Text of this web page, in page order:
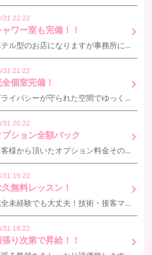
31 22:22
ャワー室も完備！！
31 21:22
全個室完備！
31 20:22
プション全額バック
お客様から頂いたオプション料金そのまま全額セラピストさんに還元しております！努力がしっかりと反映される環境を大切にしております！
31 19:22
久無料レッスン！
31 18:22
張り次第で昇給！！